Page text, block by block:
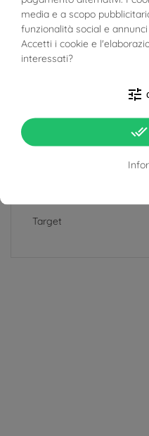
Target
RIFERIMENTI SPECIFICI
Misura Anello
Target
media e a scopo
funzionalità social e
Accetti i cookie e
interessati?
tune
done_all